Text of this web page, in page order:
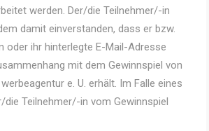
werden. Der/die Teilnehmer/-in
damit einverstanden, dass er bzw.
oder ihr hinterlegte E-Mail-Adresse
mit dem Gewinnspiel von
e. U. erhält. Im Falle eines
Teilnehmer/-in vom Gewinnspiel